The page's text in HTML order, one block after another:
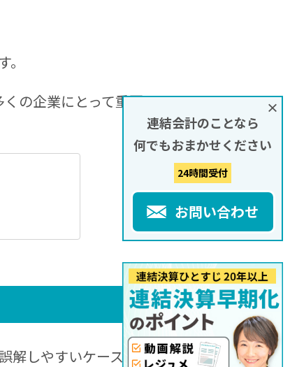
の企業にとって重要
解しやすいケースま
×
連結会計のことなら
何でもおまかせください
24時間受付
お問い合わせ